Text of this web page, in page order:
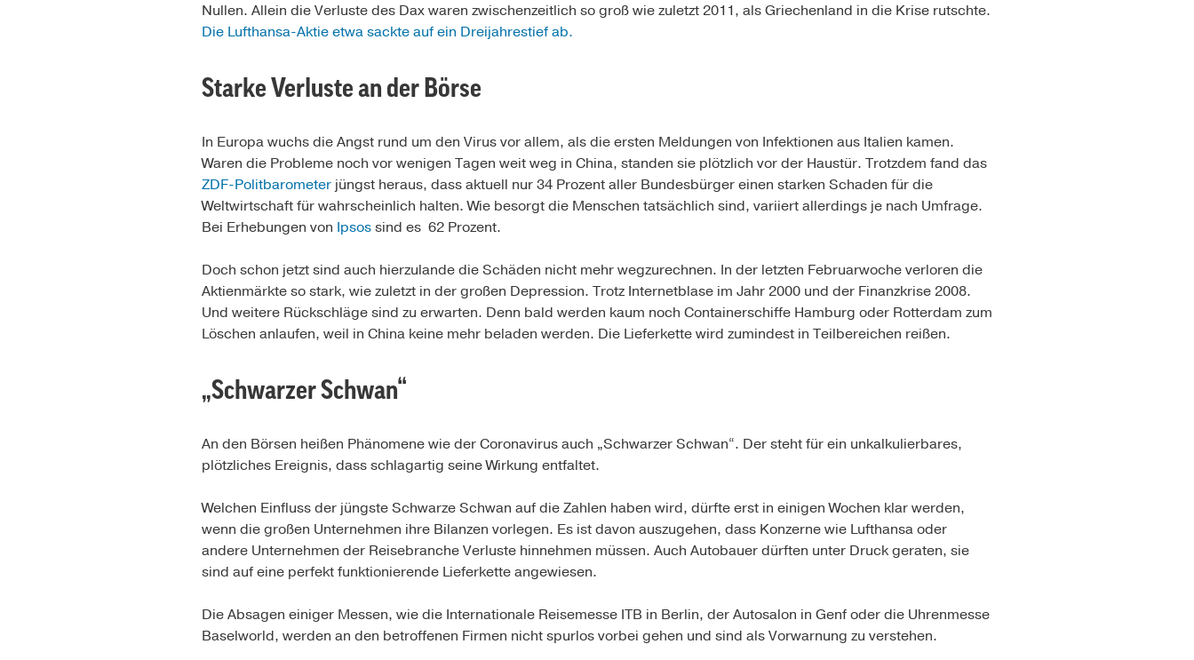
Nullen. Allein die Verluste des Dax waren zwischenzeitlich so groß wie zuletzt 2011, als Griechenland in die Krise rutschte.
Die Lufthansa-Aktie etwa sackte auf ein Dreijahrestief ab.
Starke Verluste an der Börse
In Europa wuchs die Angst rund um den Virus vor allem, als die ersten Meldungen von Infektionen aus Italien kamen.
Waren die Probleme noch vor wenigen Tagen weit weg in China, standen sie plötzlich vor der Haustür. Trotzdem fand das
ZDF-Politbarometer jüngst heraus, dass aktuell nur 34 Prozent aller Bundesbürger einen starken Schaden für die
Weltwirtschaft für wahrscheinlich halten. Wie besorgt die Menschen tatsächlich sind, variiert allerdings je nach Umfrage.
Bei Erhebungen von Ipsossind es 62 Prozent.
Doch schon jetzt sind auch hierzulande die Schäden nicht mehr wegzurechnen. In der letzten Februarwoche verloren die
Aktienmärkte so stark, wie zuletzt in der großen Depression. Trotz Internetblase im Jahr 2000 und der Finanzkrise 2008.
Und weitere Rückschläge sind zu erwarten. Denn bald werden kaum noch Containerschiffe Hamburg oder Rotterdam zum
Löschen anlaufen, weil in China keine mehr beladen werden. Die Lieferkette wird zumindest in Teilbereichen reißen.
„Schwarzer Schwan“
An den Börsen heißen Phänomene wie der Coronavirus auch „Schwarzer Schwan“. Der steht für ein unkalkulierbares,
plötzliches Ereignis, dass schlagartig seine Wirkung entfaltet.
Welchen Einfluss der jüngste Schwarze Schwan auf die Zahlen haben wird, dürfte erst in einigen Wochen klar werden,
wenn die großen Unternehmen ihre Bilanzen vorlegen. Es ist davon auszugehen, dass Konzerne wie Lufthansa oder
andere Unternehmen der Reisebranche Verluste hinnehmen müssen. Auch Autobauer dürften unter Druck geraten, sie
sind auf eine perfekt funktionierende Lieferkette angewiesen.
Die Absagen einiger Messen, wie die Internationale Reisemesse ITB in Berlin, der Autosalon in Genf oder die Uhrenmesse
Baselworld, werden an den betroffenen Firmen nicht spurlos vorbei gehen und sind als Vorwarnung zu verstehen.